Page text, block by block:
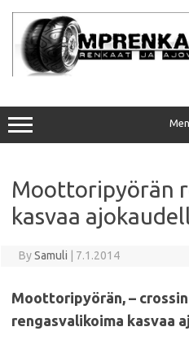
content
Moottoripyörän
kasvaa
BySamuli 7.1.2014
Moottoripyörän, – crossin
rengasvalikoima kasvaa